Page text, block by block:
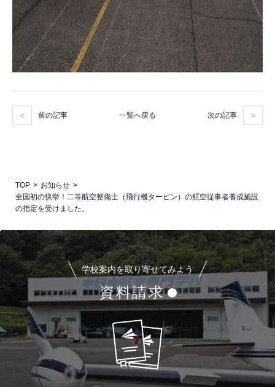
前の記事 一覧へ戻る 次の記事
TOP
お知らせ
全国初の快挙！二等航空整備士（飛行機タービン）の航空従事者養成施設
の指定を受けました。
学校案内を取り寄せてみよう
資料請求